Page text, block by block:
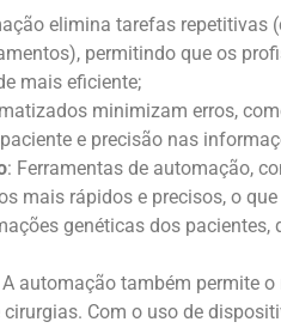
elimina tarefas repetitivas
permitindo que os
mais eficiente;
minimizam erros,
e precisão nas
: Ferramentas de automação,
mais rápidos e precisos, o
genéticas dos
A automação também permite
Com o uso de